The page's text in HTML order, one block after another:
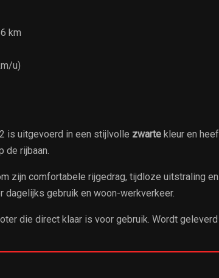
km
u)
is uitgevoerd in een stijlvolle zwarte kleur en
de rijbaan.
zijn comfortabele rijgedrag, tijdloze uitstraling
dagelijks gebruik en woon-werkverkeer.
die direct klaar is voor gebruik. Wordt